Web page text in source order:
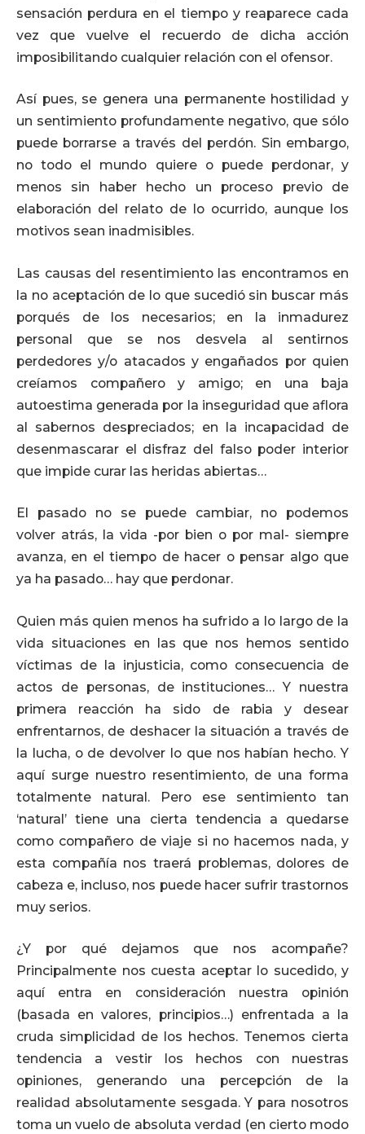
sensación perdura en el tiempo y reaparece cada
vez que vuelve el recuerdo de dicha acción
imposibilitando cualquier relación con el ofensor.
Así pues, se genera una permanente hostilidad y
un sentimiento profundamente negativo, que sólo
puede borrarse a través del perdón. Sin embargo,
no todo el mundo quiere o puede perdonar, y
menos sin haber hecho un proceso previo de
elaboración del relato de lo ocurrido, aunque los
motivos sean inadmisibles.
Las causas del resentimiento las encontramos en
la no aceptación de lo que sucedió sin buscar más
porqués de los necesarios; en la inmadurez
personal que se nos desvela al sentirnos
perdedores y/o atacados y engañados por quien
creíamos compañero y amigo; en una baja
autoestima generada por la inseguridad que aflora
al sabernos despreciados; en la incapacidad de
desenmascarar el disfraz del falso poder interior
que impide curar las heridas abiertas…
El pasado no se puede cambiar, no podemos
volver atrás, la vida -por bien o por mal- siempre
avanza, en el tiempo de hacer o pensar algo que
ya ha pasado… hay que perdonar.
Quien más quien menos ha sufrido a lo largo de la
vida situaciones en las que nos hemos sentido
víctimas de la injusticia, como consecuencia de
actos de personas, de instituciones… Y nuestra
primera reacción ha sido de rabia y desear
enfrentarnos, de deshacer la situación a través de
la lucha, o de devolver lo que nos habían hecho. Y
aquí surge nuestro resentimiento, de una forma
totalmente natural. Pero ese sentimiento tan
‘natural’ tiene una cierta tendencia a quedarse
como compañero de viaje si no hacemos nada, y
esta compañía nos traerá problemas, dolores de
cabeza e, incluso, nos puede hacer sufrir trastornos
muy serios.
¿Y por qué dejamos que nos acompañe?
Principalmente nos cuesta aceptar lo sucedido, y
aquí entra en consideración nuestra opinión
(basada en valores, principios…) enfrentada a la
cruda simplicidad de los hechos. Tenemos cierta
tendencia a vestir los hechos con nuestras
opiniones, generando una percepción de la
realidad absolutamente sesgada. Y para nosotros
toma un vuelo de absoluta verdad (en cierto modo